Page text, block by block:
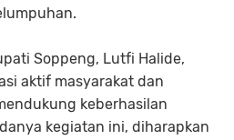
Soppeng, Lutfi Halide,
aktif masyarakat dan
keberhasilan
kegiatan ini, diharapkan